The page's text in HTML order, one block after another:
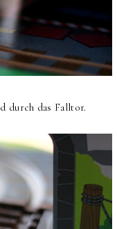
durch das Falltor.